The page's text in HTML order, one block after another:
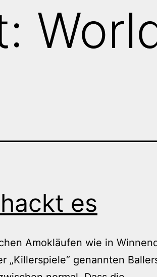
es
Amokläufen wie in
„Killerspiele“ genannten